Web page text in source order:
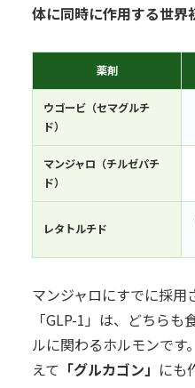
体に同時に作用する世界
薬剤
ウゴービ（セマグルチ
ド）
マンジャロ（チルゼパチ
ド）
レタトルチド
マンジャロにすでに採用
「GLP-1」は、どちら
ルに関わるホルモンです
えて 「グルカゴン」 にも